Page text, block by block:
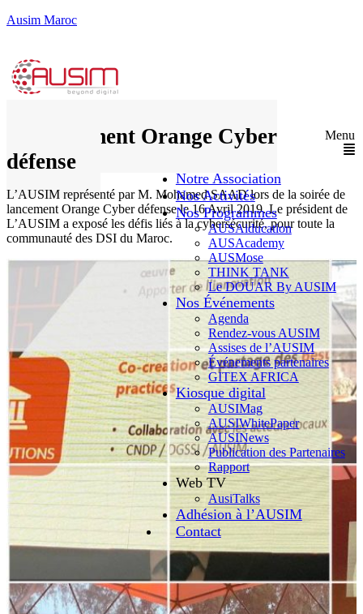
Ausim Maroc
Menu
Notre Association
Nos Activités
Nos Programmes
AUSAiducation
AUSAcademy
AUSMose
THINK TANK
Le DOUAR By AUSIM
Nos Événements
Agenda
Rendez-vous AUSIM
Assises de l’AUSIM
Événements partenaires
GITEX AFRICA
Kiosque digital
AUSIMag
AUSIWhitePaper
AUSINews
Publication des Partenaires
Rapport
Web TV
AusiTalks
Adhésion à l’AUSIM
Contact
Lancement Orange Cyber
défense
L’AUSIM représenté par M. Mohamed SAAD lors de la soirée de
lancement Orange Cyber défense le 16 Avril 2019. Le président de
L’AUSIM a exposé les défis liés à la cybersécurité, pour toute la
communauté des DSI du Maroc.